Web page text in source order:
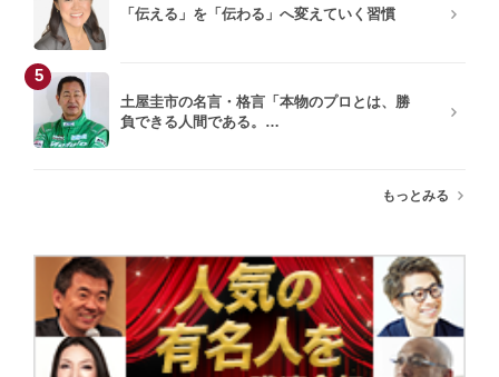
「伝える」を「伝わる」へ変えていく習慣
5
土屋圭市の名言・格言「本物のプロとは、勝
負できる人間である。…
もっとみる